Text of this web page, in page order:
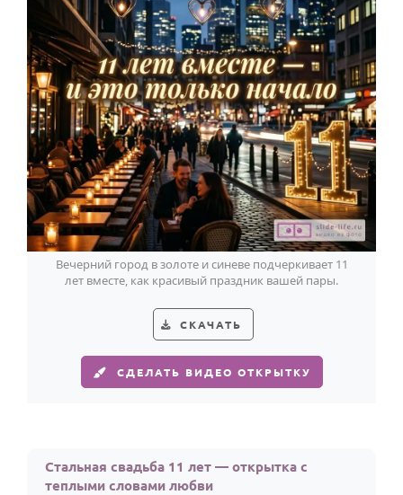
Вечерний город в золоте и синеве подчеркивает 11
лет вместе, как красивый праздник вашей пары.
СКАЧАТЬ
СДЕЛАТЬ ВИДЕО ОТКРЫТКУ
Стальная свадьба 11 лет — открытка с
теплыми словами любви